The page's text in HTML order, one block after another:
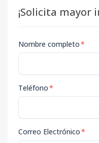
¡Solicita mayor
Nombre completo*
Teléfono*
Correo Electrónico*